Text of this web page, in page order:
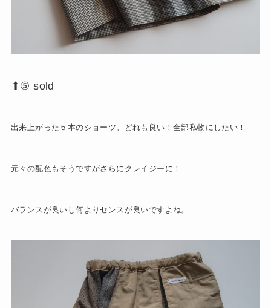
⬆︎⑤ sold
出来上がった５本のショーツ。どれも良い！全部私物にしたい！
元々の配色もそうですがさらにクレイジーに！
バランスが良いし何よりセンスが良いですよね。